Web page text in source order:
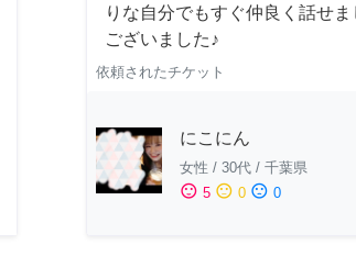
りな自分でもすぐ仲良く話せ
ございました♪
依頼されたチケット
にこにん
女性 / 30代 / 千葉県
sentiment_satisfied 5 sentiment_neutral 0 sentiment_dissatisfied 0